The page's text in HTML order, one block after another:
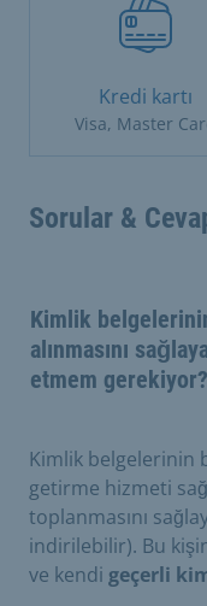
Kredi kartı
Visa, Master
Sorular &
Kimlik
alınmasını
etmem gerekiyor?
Kimlik belgelerinin
getirme hizmeti
toplanmasını
indirilebilir). Bu
ve kendi geçerli